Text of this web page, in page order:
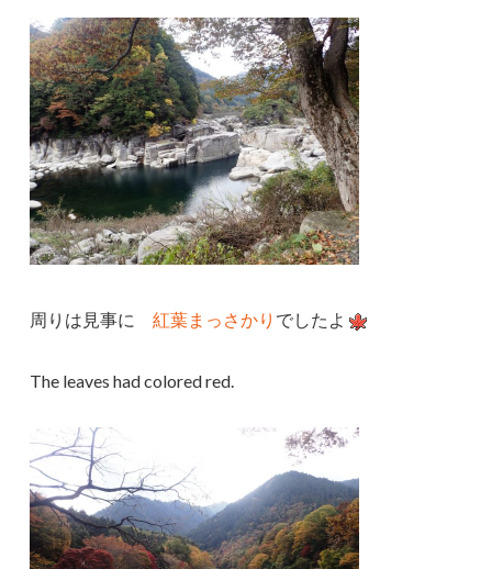
周りは見事に紅葉まっさかり でしたよ
The leaves had colored red.